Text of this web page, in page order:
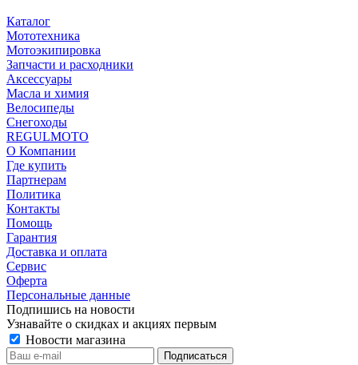
Каталог
Мототехника
Мотоэкипировка
Запчасти и расходники
Аксессуары
Масла и химия
Велосипеды
Снегоходы
REGULMOTO
О Компании
Где купить
Партнерам
Политика
Контакты
Помощь
Гарантия
Доставка и оплата
Сервис
Оферта
Персональные данные
Подпишись на новости
Узнавайте о скидках и акциях первым
Новости магазина